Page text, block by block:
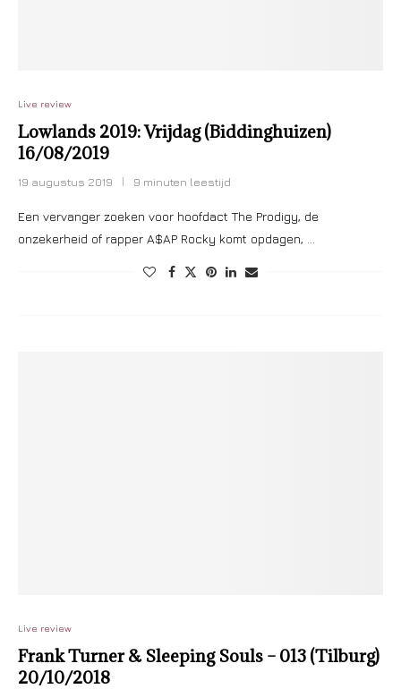
Live review
Lowlands 2019: Vrijdag (Biddinghuizen)
16/08/2019
19 augustus 2019 9 minuten leestijd
Een vervanger zoeken voor hoofdact The Prodigy, de
onzekerheid of rapper A$AP Rocky komt opdagen, …
Live review
Frank Turner & Sleeping Souls – 013 (Tilburg)
20/10/2018